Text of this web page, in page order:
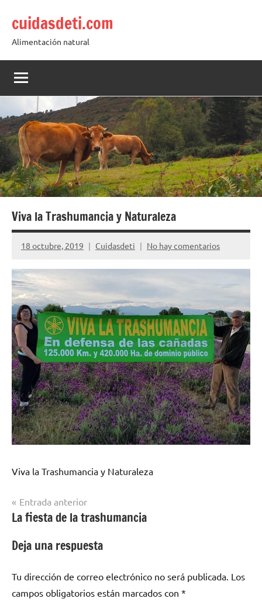
contenido
cuidasdeti.com
Alimentación natural
Viva la Trashumancia y Naturaleza
18 octubre, 2019 Cuidasdeti No hay comentarios
Viva la Trashumancia y Naturaleza
Navegación
de
entradas
Entrada anterior
La fiesta de la trashumancia
Deja una respuesta
Tu dirección de correo electrónico no será publicada. Los
campos obligatorios están marcados con *